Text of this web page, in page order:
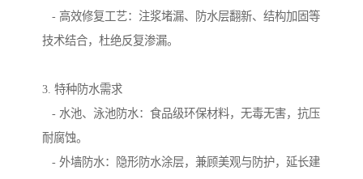
- 高效修复工艺：注浆堵漏、防水层翻新、结构加固等
技术结合，杜绝反复渗漏。
3. 特种防水需求
- 水池、泳池防水：食品级环保材料，无毒无害，抗压
耐腐蚀。
- 外墙防水：隐形防水涂层，兼顾美观与防护，延长建